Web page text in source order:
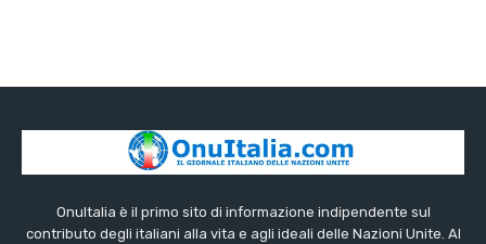
OnuItalia è il primo sito di informazione indipendente sul
contributo degli italiani alla vita e agli ideali delle Nazioni Unite. Al